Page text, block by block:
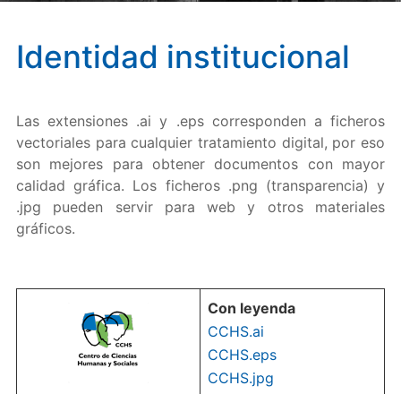
Identidad institucional
Las extensiones .ai y .eps corresponden a ficheros
vectoriales para cualquier tratamiento digital, por eso
son mejores para obtener documentos con mayor
calidad gráfica. Los ficheros .png (transparencia) y
.jpg pueden servir para web y otros materiales
gráficos.
Con leyenda
CCHS.ai
CCHS.eps
CCHS.jpg